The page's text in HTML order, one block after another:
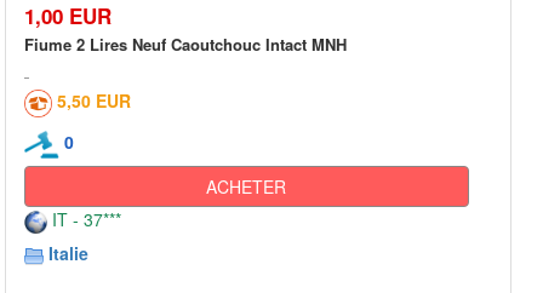
1,00 EUR
Fiume 2 Lires Neuf Caoutchouc Intact MNH
5,50 EUR
0
ACHETER
IT - 37***
Italie